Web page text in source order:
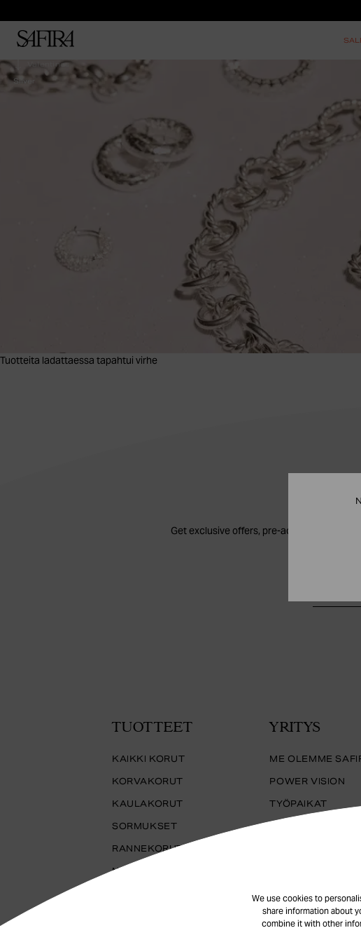
We use cookies to
share information about
combine it with other
Valentines
Silver
Tuotteita ladattaessa tapahtui virhe
Get exclusive offers, pre-access to sales,
TUOTTEET
KAIKKI KORUT
KORVAKORUT
KAULAKORUT
SORMUKSET
RANNEKORUT
NILKKAKORUT
YRITYS
ME OLEMME
POWER VISION
TYÖPAIKAT